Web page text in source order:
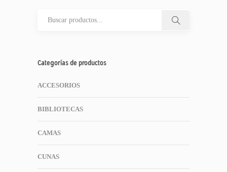
Categorías de productos
ACCESORIOS
BIBLIOTECAS
CAMAS
CUNAS